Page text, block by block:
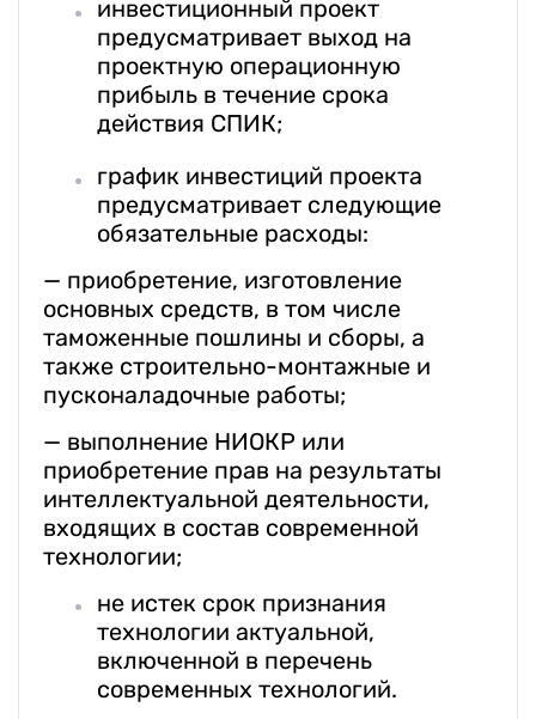
инвестиционный проект
предусматривает выход на
проектную операционную
прибыль в течение срока
действия СПИК;
график инвестиций проекта
предусматривает следующие
обязательные расходы:
— приобретение, изготовление
основных средств, в том числе
таможенные пошлины и сборы, а
также строительно-монтажные и
пусконаладочные работы;
— выполнение НИОКР или
приобретение прав на результаты
интеллектуальной деятельности,
входящих в состав современной
технологии;
не истек срок признания
технологии актуальной,
включенной в перечень
современных технологий.